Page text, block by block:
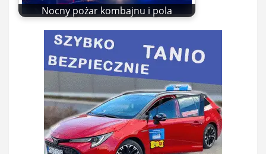
Nocny pożar kombajnu i pola